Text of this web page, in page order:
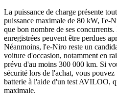
La puissance de charge présente
puissance maximale de 80 kW, l'e-
que bon nombre de ses
enregistrées peuvent être perdues
Néanmoins, l'e-Niro reste un
voiture d'occasion, notamment en
prévu d'au moins 300 000 km. Si
sécurité lors de l'achat, vous
batterie à l'aide d'un test AVILOO,
maximale.